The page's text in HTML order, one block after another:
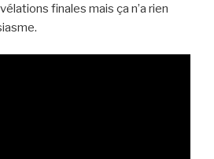
finales mais ça n’a rien